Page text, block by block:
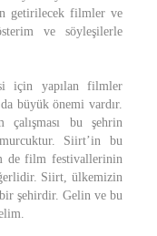
getirilecek filmler ve
ve söyleşilerle
için yapılan filmler
büyük önemi vardır.
bu şehrin
Siirt’in bu
de film festivallerinin
Siirt, ülkemizin
şehirdir. Gelin ve bu